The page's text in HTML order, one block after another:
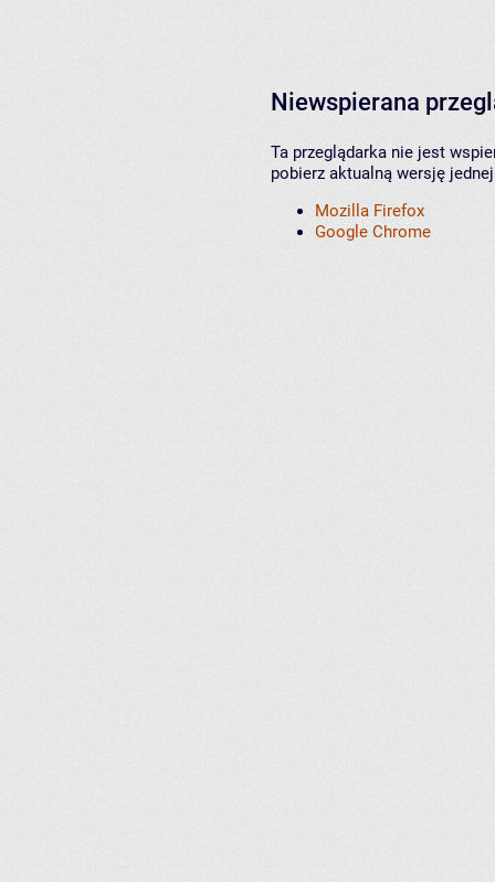
Niewspierana
Ta przeglądarka nie jest
pobierz aktualną wersję
Mozilla Firefox
Google Chrome